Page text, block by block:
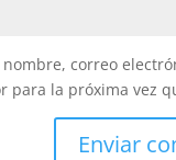
correo
para la próxima vez